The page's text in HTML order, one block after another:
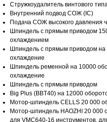
Стружкоудалитель винтового
Внутренний подвод СОЖ (IC)
Подача СОЖ высокого давления
Шпиндель с прямым приводом
охлаждением
Шпиндель с прямым приводом на
охлаждение
Шпиндель ременной на 10000
охлаждение
Шпиндель с прямым приводом
Big Plus (BBT40) на 12000
Мотор-шпиндель CELLS 20 000
Мотор-шпиндель HAOZHI 20 000
для VMC640-16 инструментов,
Программа